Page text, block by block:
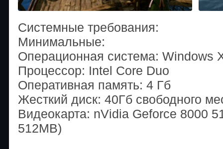
Системные требования:
Минимальные:
Операционная система: Windows
Процессор: Intel Core Duo
Оперативная память: 4 Гб
Жесткий диск: 40Гб свободного
Видеокарта: nVidia Geforce 8000
512MB)